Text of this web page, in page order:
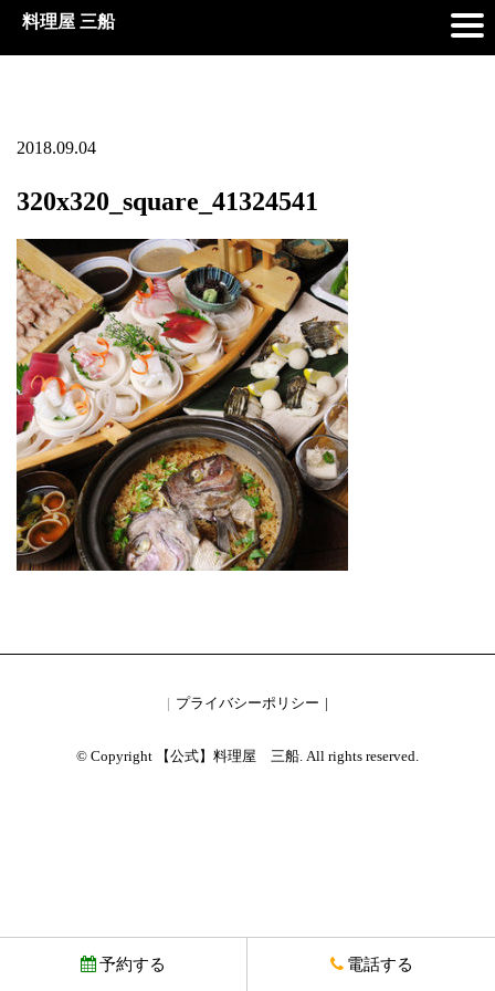
料理屋 三船
2018.09.04
320x320_square_41324541
プライバシーポリシー
© Copyright 【公式】料理屋 三船. All rights reserved.
予約する 電話する